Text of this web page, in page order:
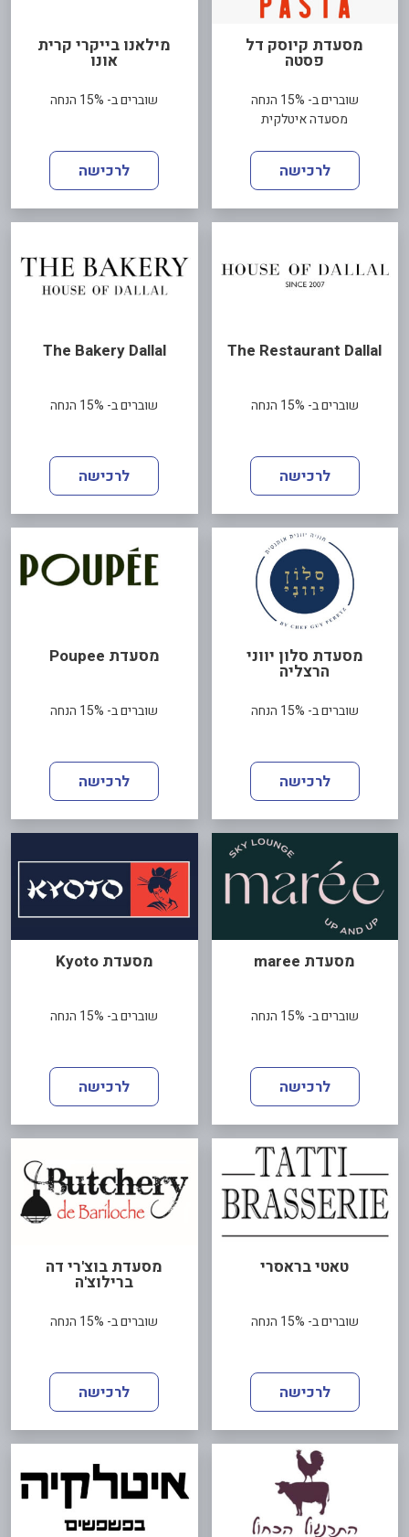
מסעדת קיוסק דל
פסטה
שוברים ב- 15% הנחה
מסעדה איטלקית
לרכישה
מילאנו בייקרי קרית
אונו
שוברים ב- 15% הנחה
לרכישה
The Restaurant Dallal
שוברים ב- 15% הנחה
לרכישה
The Bakery Dallal
שוברים ב- 15% הנחה
לרכישה
מסעדת סלון יווני
הרצליה
שוברים ב- 15% הנחה
לרכישה
מסעדת Poupee
שוברים ב- 15% הנחה
לרכישה
מסעדת maree
שוברים ב- 15% הנחה
לרכישה
מסעדת Kyoto
שוברים ב- 15% הנחה
לרכישה
טאטי בראסרי
שוברים ב- 15% הנחה
לרכישה
מסעדת בוצ'רי דה
ברילוצ'ה
שוברים ב- 15% הנחה
לרכישה